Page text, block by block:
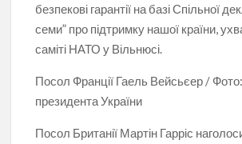
безпекові гарантії на базі Спільної
семи” про підтримку нашої країни,
саміті НАТО у Вільнюсі.
Посол Франції Гаель Вейсьєер /
президента України
Посол Британії Мартін Гарріс